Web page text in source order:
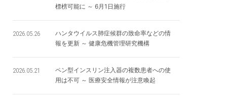
標榜可能に ～ 6月1日施行
2026.05.26
ハンタウイルス肺症候群の致命率などの情
報を更新 ～ 健康危機管理研究機構
2026.05.21
ペン型インスリン注入器の複数患者への使
用は不可 ～ 医療安全情報が注意喚起